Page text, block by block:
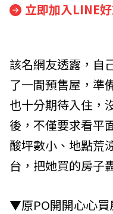
立即加入LINE
該名網友透露，自
了一間預售屋，準
也十分期待入住，
後，不僅要求看平
酸坪數小、地點荒
台，把她買的房子
▼原PO開開心心買